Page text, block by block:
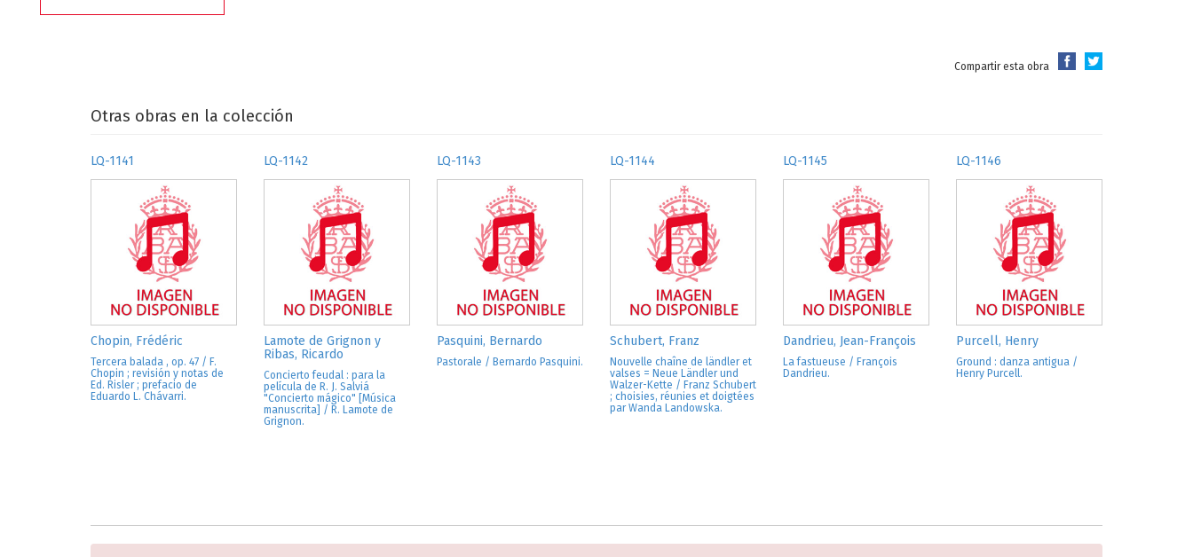
Compartir esta obra
Otras obras en la colección
LQ-1141
Chopin, Frédéric
Tercera balada , op. 47 / F.
Chopin ; revisión y notas de
Ed. Risler ; prefacio de
Eduardo L. Chávarri.
LQ-1142
Lamote de Grignon y
Ribas, Ricardo
Concierto feudal : para la
película de R. J. Salviá
"Concierto mágico" [Música
manuscrita] / R. Lamote de
Grignon.
LQ-1143
Pasquini, Bernardo
Pastorale / Bernardo Pasquini.
LQ-1144
Schubert, Franz
Nouvelle chaîne de ländler et
valses = Neue Ländler und
Walzer-Kette / Franz Schubert
; choisies, réunies et doigtées
par Wanda Landowska.
LQ-1145
Dandrieu, Jean-François
La fastueuse / François
Dandrieu.
LQ-1146
Purcell, Henry
Ground : danza antigua /
Henry Purcell.